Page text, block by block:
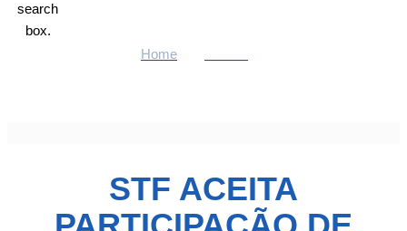
search
box.
Home
STF ACEITA